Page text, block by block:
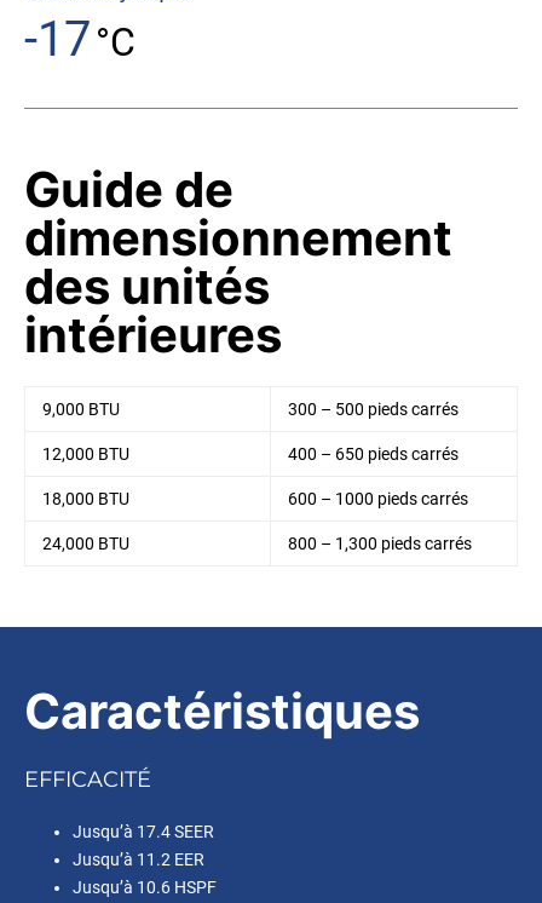
-17°C
Guide de
dimensionnement
des unités
intérieures
9,000 BTU 300 – 500 pieds carrés
12,000 BTU 400 – 650 pieds carrés
18,000 BTU 600 – 1000 pieds carrés
24,000 BTU 800 – 1,300 pieds carrés
Caractéristiques
EFFICACITÉ
Jusqu’à 17.4 SEER
Jusqu’à 11.2 EER
Jusqu’à 10.6 HSPF